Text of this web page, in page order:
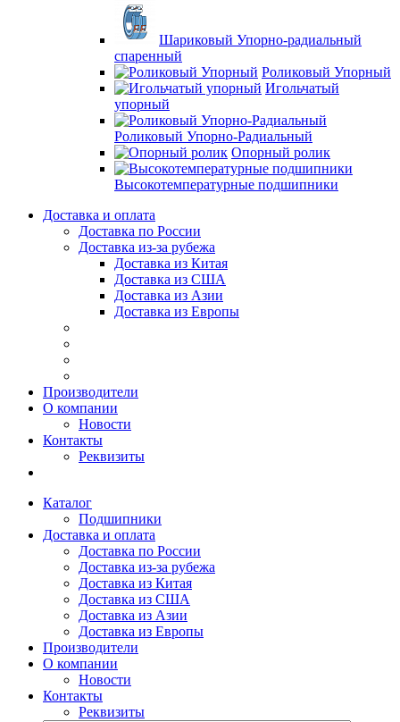
Шариковый Упорно-радиальный
спаренный
Роликовый Упорный
Игольчатый
упорный
Роликовый Упорно-Радиальный
Опорный ролик
Высокотемпературные подшипники
Доставка и оплата
Доставка по России
Доставка из-за рубежа
Доставка из Китая
Доставка из США
Доставка из Азии
Доставка из Европы
Производители
О компании
Новости
Контакты
Реквизиты
Каталог
Подшипники
Доставка и оплата
Доставка по России
Доставка из-за рубежа
Доставка из Китая
Доставка из США
Доставка из Азии
Доставка из Европы
Производители
О компании
Новости
Контакты
Реквизиты